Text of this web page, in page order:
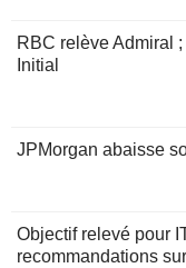
RBC relève Admiral
Initial
JPMorgan abaisse
Objectif relevé pour
recommandations